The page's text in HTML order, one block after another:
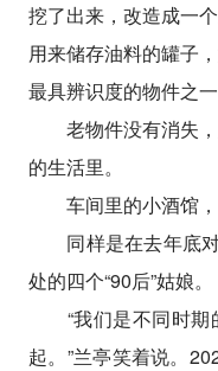
挖了出来，改造成一
用来储存油料的罐子
最具辨识度的物件之一
老物件没有消失，
的生活里。
车间里的小酒馆，
同样是在去年底对
处的四个“90后”姑娘。
“我们是不同时期
起。”兰亭笑着说。